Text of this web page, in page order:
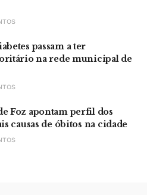
passam a ter
na rede municipal de
Foz apontam perfil dos
causas de óbitos na cidade